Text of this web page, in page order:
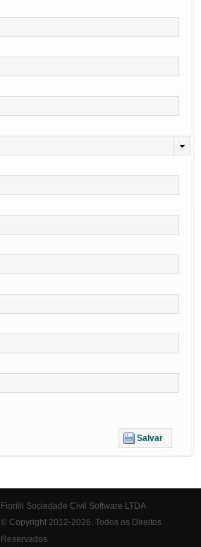
Salvar
Fiorilli Sociedade Civil Software LTDA
© Copyright 2012-2026. Todos os Direitos
Reservados.